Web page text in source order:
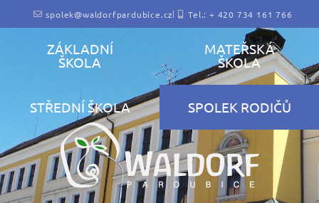
spolek@waldorfpardubice.cz Tel.: + 420 734 161 766
ZÁKLADNÍ
ŠKOLA
MATEŘSKÁ
ŠKOLA
STŘEDNÍ ŠKOLA SPOLEK RODIČŮ